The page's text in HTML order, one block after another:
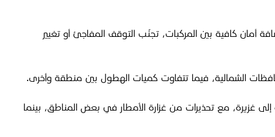
أمان كافية بين المركبات، تجنّب التوقف المفاجئ أو تغيير
الشمالية، فيما تتفاوت كميات الهطول بين منطقة وأخرى.
غزيرة، مع تحذيرات من غزارة الأمطار في بعض المناطق، بينما